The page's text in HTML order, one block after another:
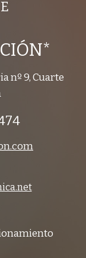
nº 9, Cuarte